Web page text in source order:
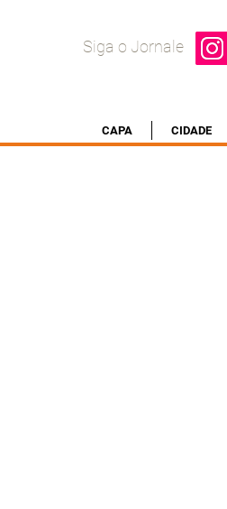
Siga o Jornale
CAPA CIDADE